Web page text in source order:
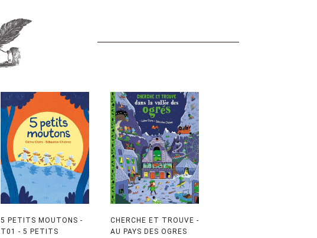
5 PETITS MOUTONS -
T01 - 5 PETITS
CHERCHE ET TROUVE -
AU PAYS DES OGRES